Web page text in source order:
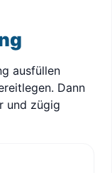
ausfüllen
Dann
und zügig